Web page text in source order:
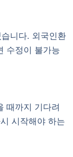
니다. 외국인환
수정이 불가능
때까지 기다려
시작해야 하는